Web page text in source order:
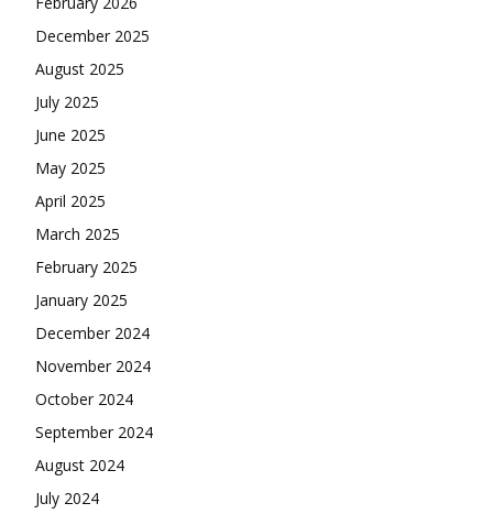
December 2025
August 2025
July 2025
June 2025
May 2025
April 2025
March 2025
February 2025
January 2025
December 2024
November 2024
October 2024
September 2024
August 2024
July 2024